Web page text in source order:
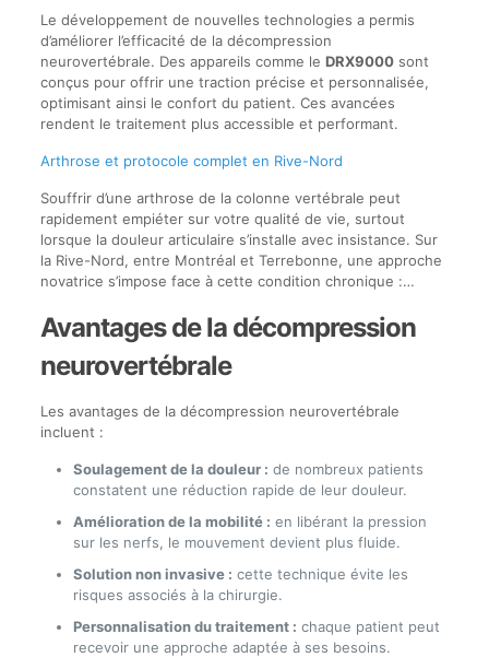
Le développement de nouvelles technologies a permis
d’améliorer l’efficacité de la décompression
neurovertébrale. Des appareils comme le DRX9000sont
conçus pour offrir une traction précise et personnalisée,
optimisant ainsi le confort du patient. Ces avancées
rendent le traitement plus accessible et performant.
Arthrose et protocole complet en Rive-Nord
Souffrir d’une arthrose de la colonne vertébrale peut
rapidement empiéter sur votre qualité de vie, surtout
lorsque la douleur articulaire s’installe avec insistance. Sur
la Rive-Nord, entre Montréal et Terrebonne, une approche
novatrice s’impose face à cette condition chronique :…
Avantages de la décompression
neurovertébrale
Les avantages de la décompression neurovertébrale
incluent :
Soulagement de la douleur : de nombreux patients
constatent une réduction rapide de leur douleur.
Amélioration de la mobilité : en libérant la pression
sur les nerfs, le mouvement devient plus fluide.
Solution non invasive : cette technique évite les
risques associés à la chirurgie.
Personnalisation du traitement : chaque patient peut
recevoir une approche adaptée à ses besoins.